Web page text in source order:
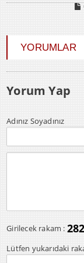
YORUMLAR
Yorum Yap
Adınız Soyadınız
Girilecek rakam :
Lütfen yukarıdaki